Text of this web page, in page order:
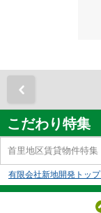
こだわり特集
首里地区賃貸物件特集
有限会社新地開発トップ